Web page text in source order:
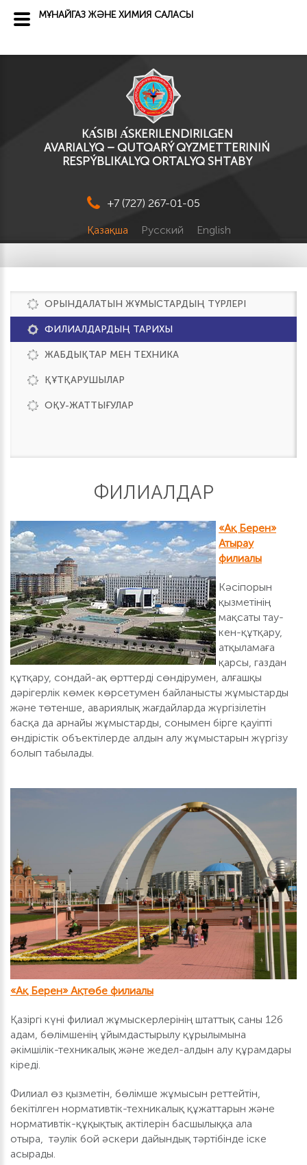
KА́SІBI А́SKERILENDIRILGEN
AVARIALYQ – QUTQARÝ QYZMETTERINIŃ
RESPÝBLIKALYQ ORTALYQ SHTABY
+7 (727) 267-01-05
Қазақша Русский English
ОРЫНДАЛАТЫН ЖҰМЫСТАРДЫҢ ТҮРЛЕРІ
ФИЛИАЛДАРДЫҢ ТАРИХЫ
ЖАБДЫҚТАР МЕН ТЕХНИКА
ҚҰТҚАРУШЫЛАР
ОҚУ-ЖАТТЫҒУЛАР
ФИЛИАЛДАР
«Ақ Берен»
Атырау
филиалы
Кәсіпорын
қызметінің
мақсаты тау-
кен-құтқару,
атқыламаға
қарсы, газдан
құтқару, сондай-ақ өрттерді сөндірумен, алғашқы
дәрігерлік көмек көрсетумен байланысты жұмыстарды
және төтенше, авариялық жағдайларда жүргізілетін
басқа да арнайы жұмыстарды, сонымен бірге қауіпті
өндірістік объектілерде алдын алу жұмыстарын жүргізу
болып табылады.
«Ақ Берен» Ақтөбе филиалы
Қазіргі күні филиал жұмыскерлерінің штаттық саны 126
адам, бөлімшенің ұйымдастырылу құрылымына
әкімшілік-техникалық және жедел-алдын алу құрамдары
кіреді.
Филиал өз қызметін, бөлімше жұмысын реттейтін,
бекітілген нормативтік-техникалық құжаттарын және
нормативтік-құқықтық актілерін басшылыққа ала
отыра, тәулік бой әскери дайындық тәртібінде іске
асырады.
МҰНАЙГАЗ ЖӘНЕ ХИМИЯ САЛАСЫ